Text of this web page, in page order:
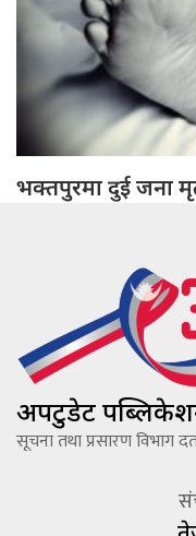
भक्तपुरमा दुई जना
अपटुडेट पब्लिकेशन
सूचना तथा प्रसारण विभाग